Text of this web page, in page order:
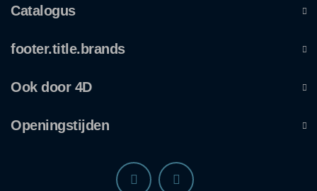
Catalogus
footer.title.brands
Ook door 4D
Openingstijden